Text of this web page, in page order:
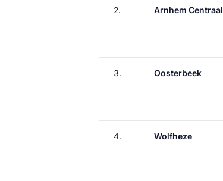
2. Arnhem Centraal
3. Oosterbeek
4. Wolfheze